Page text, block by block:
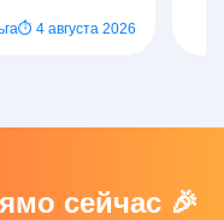
⏱ 4 августа 2026
сейчас 🎉